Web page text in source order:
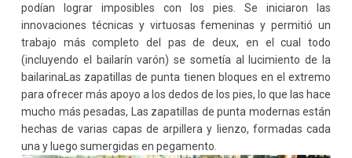
podían lograr imposibles con los pies. Se iniciaron las
innovaciones técnicas y virtuosas femeninas y permitió un
trabajo más completo del pas de deux, en el cual todo
(incluyendo el bailarín varón) se sometía al lucimiento de la
bailarinaLas zapatillas de punta tienen bloques en el extremo
para ofrecer más apoyo a los dedos de los pies, lo que las hace
mucho más pesadas, Las zapatillas de punta modernas están
hechas de varias capas de arpillera y lienzo, formadas cada
una y luego sumergidas en pegamento.